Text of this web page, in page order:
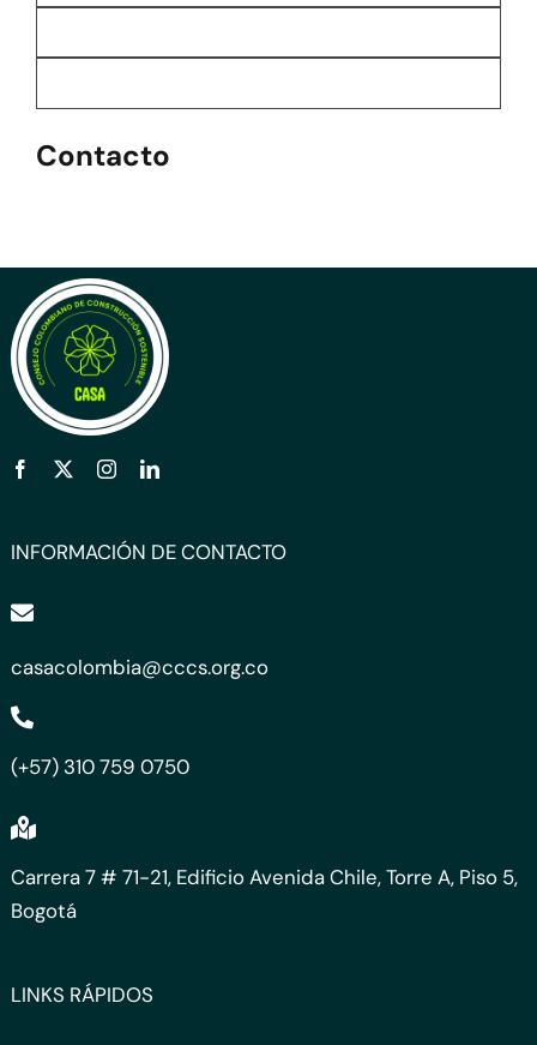
Contacto
INFORMACIÓN DE CONTACTO
casacolombia@cccs.org.co
(+57) 310 759 0750
Carrera 7 # 71-21, Edificio Avenida Chile, Torre A, Piso 5,
Bogotá
LINKS RÁPIDOS